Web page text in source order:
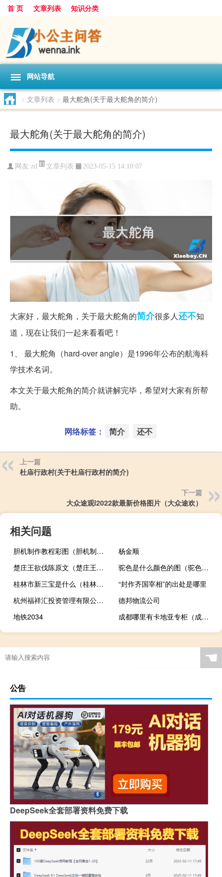
首 页 文章列表 知识分类
网站导航
> 文章列表 > 最大舵角(关于最大舵角的简介)
最大舵角(关于最大舵角的简介)
网友:zd 文章列表 2023-05-15 14:10:07
大家好，最大舵角，关于最大舵角的简介很多人还不知
道，现在让我们一起来看看吧！
1、 最大舵角（hard-over angle）是1996年公布的航海科
学技术名词。
本文关于最大舵角的简介就讲解完毕，希望对大家有所帮
助。
网络标签： 简介 还不
上一篇
杜庙行政村(关于杜庙行政村的简介)
下一篇
大众途观l2022款最新价格图片（大众途欢）
相关问题
胆机制作教程彩图（胆机制作）
杨金顺
楚庄王欲伐陈原文（楚庄王欲伐陈文章）
驼色是什么颜色的图（驼色是什么颜色）
桂林市新三宝是什么（桂林新三宝是什么）
“封作齐国宰相”的出处是哪里
杭州福祥汇投资管理有限公司(关于杭州福祥汇投资管理有限公司的简介)
德邦物流公司
地铁2034
成都哪里有卡地亚专柜（成都卡地亚专柜在哪里）
☚
公告
DeepSeek全套部署资料免费下载